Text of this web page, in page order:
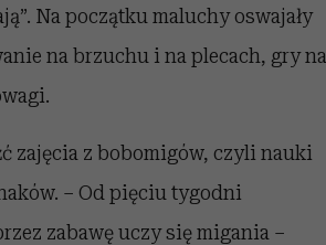
Na początku maluchy oswajały
na brzuchu i na plecach, gry na
zajęcia z bobomigów, czyli nauki
– Od pięciu tygodni
zabawę uczy się migania –